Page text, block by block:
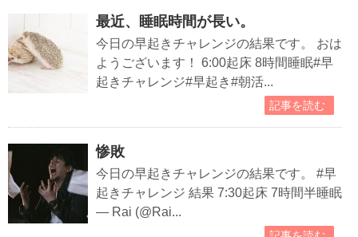
最近、睡眠時間が長い。
今日の早起きチャレンジの結果です。 おは
ようございます！ 6:00起床 8時間睡眠#早
起きチャレンジ#早起き#朝活...
記事を読む
惨敗
今日の早起きチャレンジの結果です。 #早
起きチャレンジ 結果 7:30起床 7時間半睡眠
— Rai (@Rai...